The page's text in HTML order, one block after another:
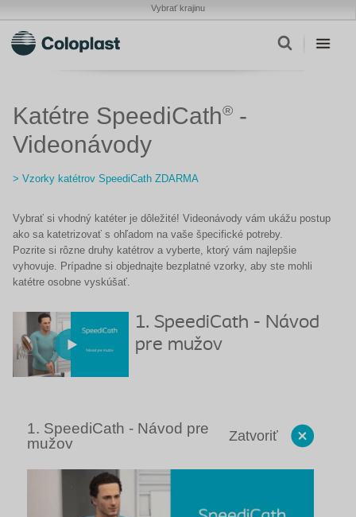
Vybrať krajinu
Katétre SpeediCath® -
Videonávody
> Vzorky katétrov SpeediCath ZDARMA
Vybrať si vhodný katéter je dôležité! Videonávody vám ukážu postup
ako sa katetrizovať s ohľadom na vaše špecifické potreby.
Pozrite si rôzne druhy katétrov a vyberte, ktorý vám najlepšie
vyhovuje. Prípadne si objednajte bezplatné vzorky, aby ste mohli
katétre osobne vyskúšať.
1. SpeediCath - Návod
pre mužov
Zatvoriť
1. SpeediCath - Návod pre
mužov